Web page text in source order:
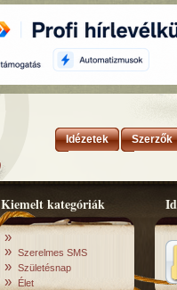
Idézetek Szerzők
Kiemelt kategóriák
»
» Szerelmes SMS
» Születésnap
» Élet